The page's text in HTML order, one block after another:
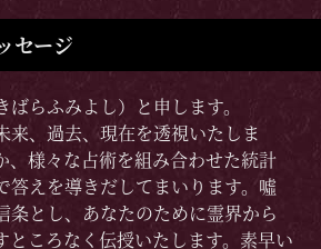
セージ
らふみよし）と申します。
来、過去、現在を透視いたしま
、様々な占術を組み合わせた統計
答えを導きだしてまいります。噓
条とし、あなたのために霊界から
ところなく伝授いたします。素早い